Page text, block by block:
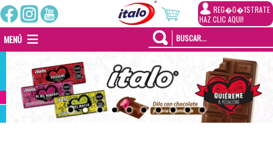
REG�0�1STRATE
HAZ CLIC AQUI!
MENÚ